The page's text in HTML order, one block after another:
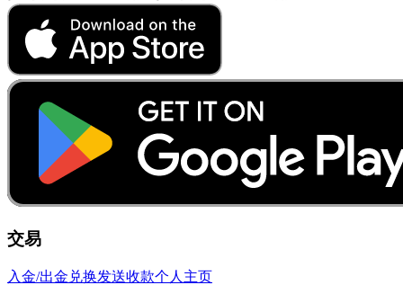
交易
入金/出金 兑换发送收款个人主页